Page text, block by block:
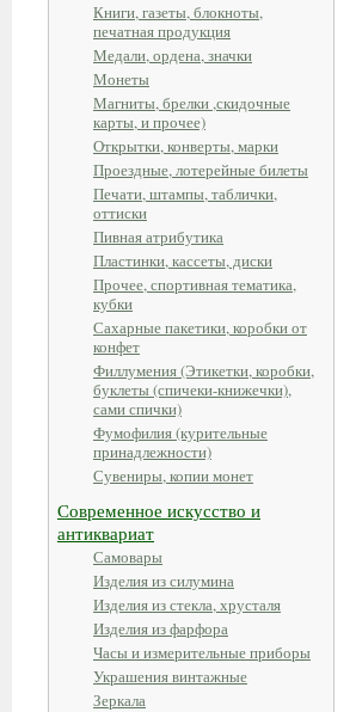
Книги, газеты, блокноты,
печатная продукция
Медали, ордена, значки
Монеты
Магниты, брелки ,скидочные
карты, и прочее)
Открытки, конверты, марки
Проездные, лотерейные билеты
Печати, штампы, таблички,
оттиски
Пивная атрибутика
Пластинки, кассеты, диски
Прочее, спортивная тематика,
кубки
Сахарные пакетики, коробки от
конфет
Филлумения (Этикетки, коробки,
буклеты (спичеки-книжечки),
сами спички)
Фумофилия (курительные
принадлежности)
Сувениры, копии монет
Современное искусство и
антиквариат
Самовары
Изделия из силумина
Изделия из стекла, хрусталя
Изделия из фарфора
Часы и измерительные приборы
Украшения винтажные
Зеркала